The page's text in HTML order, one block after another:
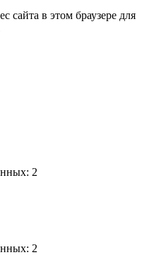
сайта в этом браузере для
2
2